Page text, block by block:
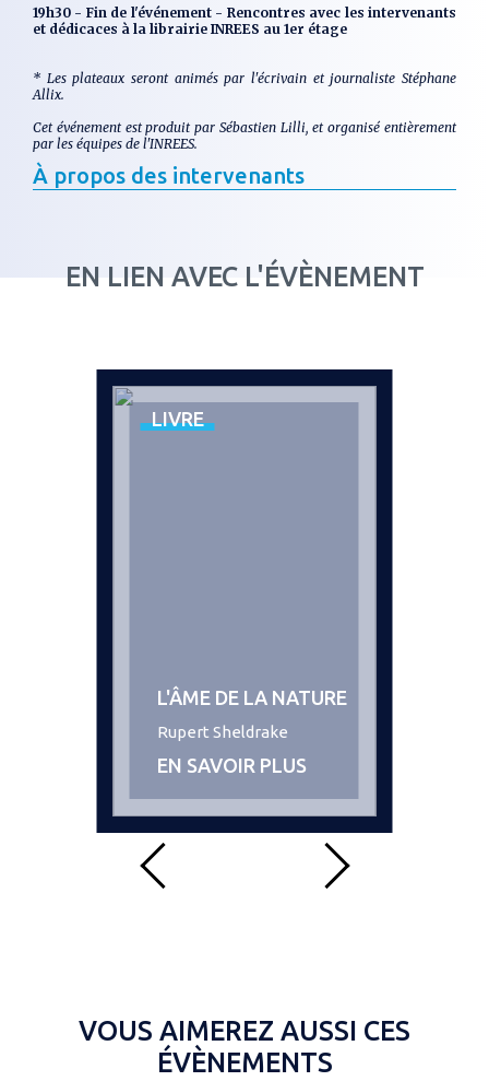
19h30 - Fin de l'événement - Rencontres avec les intervenants
et dédicaces à la librairie INREES au 1er étage
* Les plateaux seront animés par l'écrivain et journaliste Stéphane
Allix.
Cet événement est produit par Sébastien Lilli, et organisé entièrement
par les équipes de l'INREES.
À propos des intervenants
EN LIEN AVEC L'ÉVÈNEMENT
LIVRE
L'ÂME DE LA NATURE
Rupert Sheldrake
EN SAVOIR PLUS
VOUS AIMEREZ AUSSI CES
ÉVÈNEMENTS